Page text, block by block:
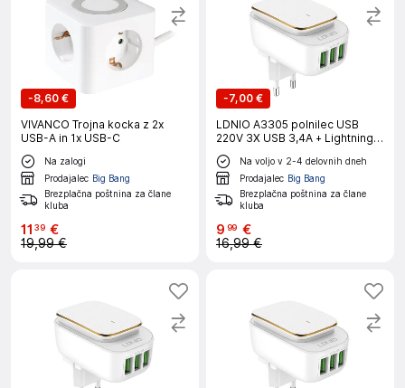
-8,60 €
VIVANCO Trojna kocka z 2x
USB-A in 1x USB-C
Na zalogi
Prodajalec Big Bang
Brezplačna poštnina za člane
kluba
11 39 €
19,99 €
-7,00 €
LDNIO A3305 polnilec USB
220V 3X USB 3,4A + Lightning
Kabel + LED lučka
Na voljo v 2-4 delovnih dneh
Prodajalec Big Bang
Brezplačna poštnina za člane
kluba
9 99 €
16,99 €